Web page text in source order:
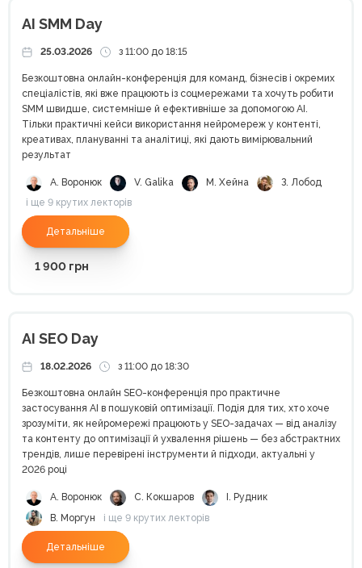
AI SMM Day
25.03.2026 з 11:00 до 18:15
Безкоштовна онлайн-конференція для команд, бізнесів і окремих
спеціалістів, які вже працюють із соцмережами та хочуть робити
SMM швидше, системніше й ефективніше за допомогою AI.
Тільки практичні кейси використання нейромереж у контенті,
креативах, плануванні та аналітиці, які дають вимірювальний
результат
А. Воронюк V. Galika М. Хейна
З. Лобод
і ще 9 крутих лекторів
Детальніше
1 900 грн
AI SEO Day
18.02.2026 з 11:00 до 18:30
Безкоштовна онлайн SEO-конференція про практичне
застосування AI в пошуковій оптимізації. Подія для тих, хто хоче
зрозуміти, як нейромережі працюють у SEO-задачах — від аналізу
та контенту до оптимізації й ухвалення рішень — без абстрактних
трендів, лише перевірені інструменти й підходи, актуальні у
2026 році
А. Воронюк С. Кокшаров
І. Рудник
В. Моргун
і ще 9 крутих лекторів
Детальніше